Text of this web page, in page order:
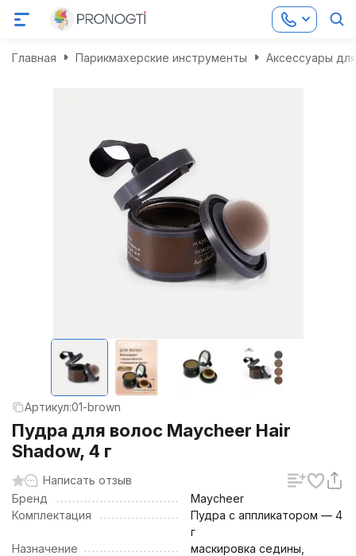
Главная Парикмахерские инструменты Аксессуары
Артикул:01-brown
Пудра для волос Maycheer Hair
Shadow, 4 г
Написать отзыв
Бренд
Maycheer
Комплектация
Пудра с аппликатором — 4
г
Назначение
маскировка седины,